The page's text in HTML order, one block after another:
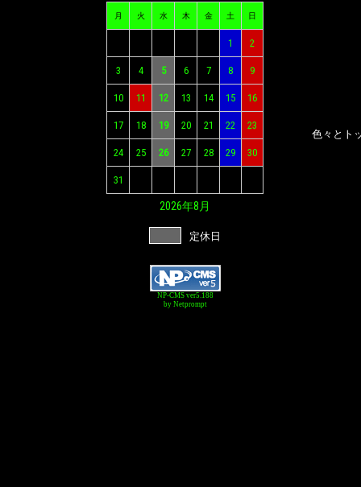
月 火 水 木 金 土 日
1 2
3 4 5 6 7 8 9
10 11 12 13 14 15 16
17 18 19 20 21 22 23
24 25 26 27 28 29 30
31
2026年8月
定休日
NP-CMS ver5.188
by Netprompt
色々とト